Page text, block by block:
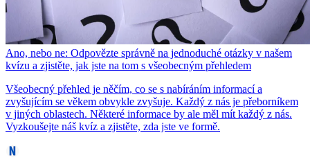
Ano, nebo ne: Odpovězte správně na jednoduché otázky v našem
kvízu a zjistěte, jak jste na tom s všeobecným přehledem
Všeobecný přehled je něčím, co se s nabíráním informací a
zvyšujícím se věkem obvykle zvyšuje. Každý z nás je přeborníkem
v jiných oblastech. Některé informace by ale měl mít každý z nás.
Vyzkoušejte náš kvíz a zjistěte, zda jste ve formě.